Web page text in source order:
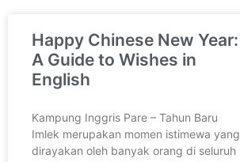
Happy Chinese New Year:
A Guide to Wishes in
English
Kampung Inggris Pare – Tahun Baru
Imlek merupakan momen istimewa yang
dirayakan oleh banyak orang di seluruh